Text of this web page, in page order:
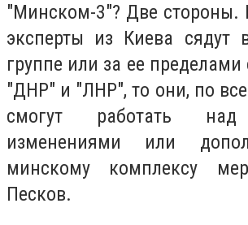
"Минском-3"? Две стороны.
эксперты из Киева сядут
группе или за ее пределами
"ДНР" и "ЛНР", то они, по
смогут работать над
изменениями или
минскому комплексу
Песков.